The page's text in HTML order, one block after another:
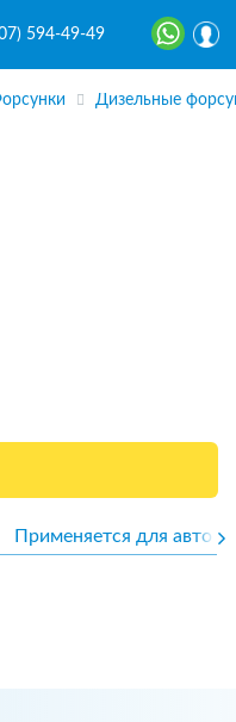
594-49-49
Дизельные
Применяется для авто